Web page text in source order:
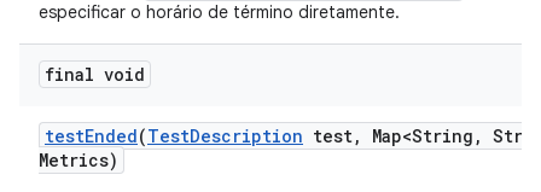
especificar o horário de término diretamente.
final void
testEnded(TestDescription test, Map<String ,
Metrics)